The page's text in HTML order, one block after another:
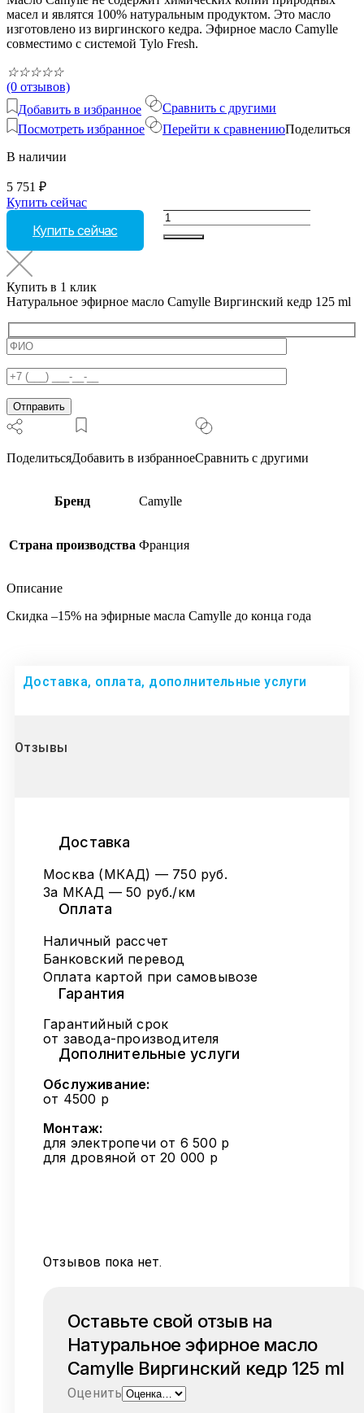
масел и являтся 100% натуральным продуктом. Это масло
изготовлено из виргинского кедра. Эфирное масло Camylle
совместимо с системой Tylo Fresh.
☆☆☆☆☆
(0 отзывов)
Добавить в избранное
Посмотреть избранное
Сравнить с другими
Перейти к сравнениюПоделиться
В наличии
5 751 ₽
Купить сейчас
Купить сейчас
Количество
Виргинский
125
Купить в 1 клик
Натуральное эфирное масло Camylle Виргинский кедр 125 ml
ПоделитьсяДобавить в избранноеСравнить с другими
Бренд Camylle
Страна производства Франция
Описание
Скидка –15% на эфирные масла Camylle до конца года
Доставка, оплата, дополнительные услуги
Отзывы
Доставка
Москва (МКАД) — 750 руб.
За МКАД — 50 руб./км
Оплата
Наличный рассчет
Банковский перевод
Оплата картой при самовывозе
Гарантия
Гарантийный срок
от завода-производителя
Дополнительные услуги
Обслуживание:
от 4500 р
Монтаж:
для электропечи от 6 500 р
для дровяной от 20 000 р
Отзывов пока нет.
Оставьте свой отзыв на
Натуральное эфирное масло
Camylle Виргинский кедр 125 ml
Оценить